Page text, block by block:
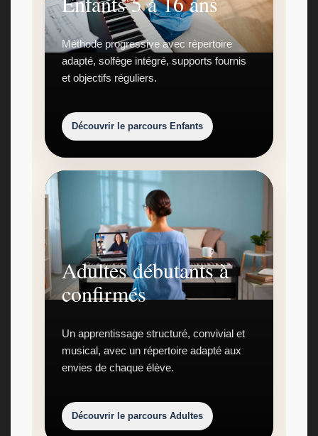
Méthode progressive avec répertoire
adapté, solfège intégré, supports fournis
et objectifs réguliers.
Découvrir le parcours Enfants
Adultes débutants à
confirmés
Un apprentissage structuré, convivial et
musical, avec un répertoire adapté aux
envies de chaque élève.
Découvrir le parcours Adultes